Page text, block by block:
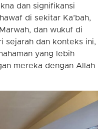
dan signifikansi
di sekitar Ka’bah,
dan wukuf di
sejarah dan konteks ini,
yang lebih
mereka dengan Allah